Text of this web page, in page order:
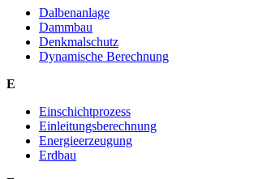
Dalbenanlage
Dammbau
Denkmalschutz
Dynamische Berechnung
E
Einschichtprozess
Einleitungsberechnung
Energieerzeugung
Erdbau